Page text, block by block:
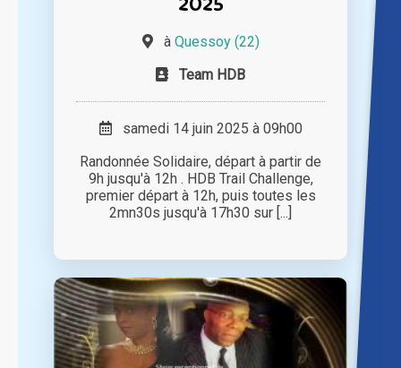
à Quessoy (22)
Team HDB
samedi 14 juin 2025 à 09h00
Randonnée Solidaire, départ à partir de
9h jusqu'à 12h . HDB Trail Challenge,
premier départ à 12h, puis toutes les
2mn30s jusqu'à 17h30 sur [...]